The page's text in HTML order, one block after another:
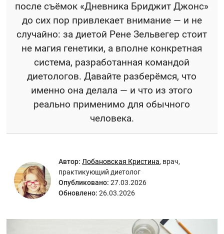
после съёмок «Дневника Бриджит Джонс»
до сих пор привлекает внимание — и не
случайно: за диетой Рене Зельвегер стоит
не магия генетики, а вполне конкретная
система, разработанная командой
диетологов. Давайте разберёмся, что
именно она делала — и что из этого
реально применимо для обычного
человека.
Автор: Лобановская Кристина, врач,
практикующий диетолог
Опубликовано: 27.03.2026
Обновлено: 26.03.2026